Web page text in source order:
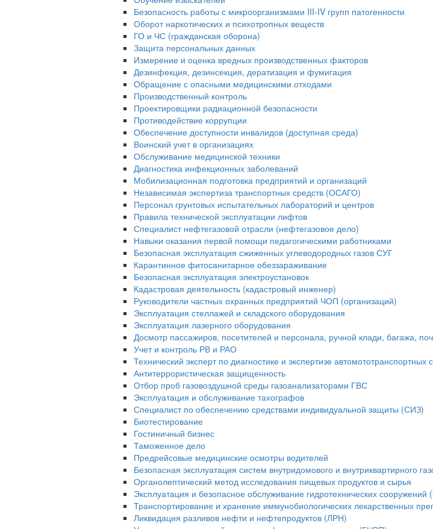
Безопасность работы с микроорганизмами III-IV групп патогенности
Оборот наркотических и психотропных веществ
ГО и ЧС (гражданская оборона)
Защита персональных данных
Измерение и оценка вредных производственных факторов
Дезинфекция, дезинсекция, дератизация и фумигация
Обращение с опасными медицинскими отходами
Производственный контроль
Проектировщики радиационной безопасности
Противодействие коррупции
Обеспечение доступности инвалидов (доступная среда)
Воинский учет в организациях
Обслуживание медицинской техники
Диагностика инфекционных заболеваний
Мобилизационная подготовка предприятий и организаций
Независимая экспертиза транспортных средств (ОСАГО)
Персонал грунтовых испытательных лабораторий и центров
Правила технической эксплуатации лифтов
Специалист нефтегазовой отрасли (нефтегазовое дело)
Навыки оказания первой помощи педагогическими работниками
Безопасная эксплуатация сжиженных углеводородных газов СУГ
Карантинное фитосанитарное обеззараживание
Безопасная эксплуатация электроустановок
Кадастровая деятельность (кадастровый инженер)
Руководители частных охранных предприятий ЧОП (организаций)
Эксплуатация стеллажей и складского оборудования
Эксплуатация лазерного оборудования
Досмотр пассажиров, посетителей и персонала, ручной клади, багажа,
Учет и контроль РВ и РАО
Технический эксперт по диагностике и экспертизе автомототранспортных
Антитеррористическая защищенность
Отбор проб газовоздушной среды газоанализаторами ГВС
Эксплуатация и обслуживание тахографов
Специалист по обеспечению средствами индивидуальной защиты (СИЗ)
Биотестирование
Гостиничный бизнес
Таможенное дело
Предрейсовые медицинские осмотры водителей
Безопасная эксплуатация систем внутридомового и внутриквартирного
Органолептический метод исследования пищевых продуктов и сырья
Эксплуатация и безопасное обслуживание гидротехнических сооружений
Транспортирование и хранение иммунобиологических лекарственных
Ликвидация разливов нефти и нефтепродуктов (ЛРН)